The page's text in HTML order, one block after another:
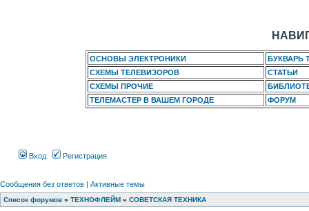
ОСНОВЫ ЭЛЕКТРОНИКИ
БУКВАРЬ
СХЕМЫ ТЕЛЕВИЗОРОВ
СТАТЬИ
СХЕМЫ ПРОЧИЕ
ТЕЛЕМАСТЕР В ВАШЕМ ГОРОДЕ
ФОРУМ
Вход Регистрация
Сообщения без ответов | Активные темы
Список форумов » ТЕХНОФЛЕЙМ » СОВЕТСКАЯ ТЕХНИКА